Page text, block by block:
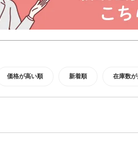
価格が高い順 新着順 在庫数